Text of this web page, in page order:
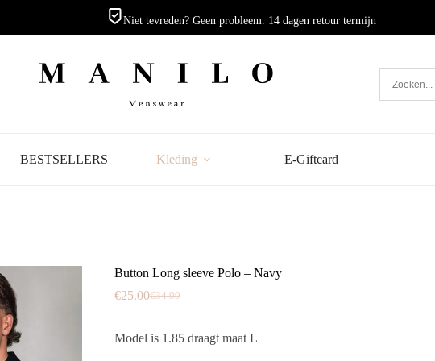
Niet tevreden? Geen probleem. 14 dagen retour termijn
BESTSELLERS Kleding E-Giftcard
Button Long sleeve Polo – Navy
€34.99
Oorspronkelijke
was:
€34.99.
€25.00Huidige
is:
€25.00.
Model is 1.85 draagt maat L